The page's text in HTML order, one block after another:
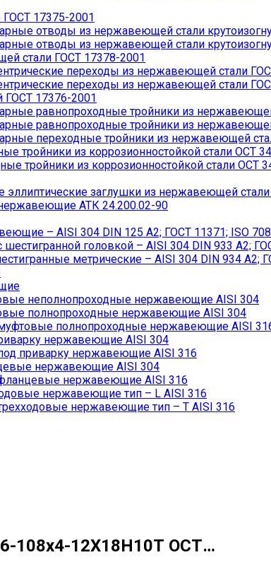
17375-2001
отводы из нержавеющей стали
отводы из нержавеющей стали
стали ГОСТ 17378-2001
переходы из нержавеющей стали
переходы из нержавеющей стали
17376-2001
равнопроходные тройники из
равнопроходные тройники из
переходные тройники из нержавеющей
тройники из коррозионностойкой стали ОСТ
тройники из коррозионностойкой стали ОСТ
заглушки из нержавеющей
АТК 24.200.02-90
– AISI 304 DIN 125 A2; ГОСТ 11371; ISO
головкой – AISI 304 DIN 933 A2;
метрические – AISI 304 DIN 934 А2;
неполнопроходные нержавеющие AISI 304
полнопроходные нержавеющие AISI 304
полнопроходные нержавеющие AISI
нержавеющие AISI 304
приварку нержавеющие AISI 316
нержавеющие AISI 304
нержавеющие AISI 316
нержавеющие тип – L AISI 316
нержавеющие тип – T AISI 316
108х4-12Х18Н10Т ОСТ…